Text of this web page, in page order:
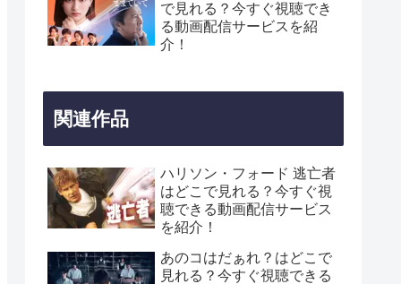
で見れる？今すぐ視聴でき
る動画配信サービスを紹
介！
関連作品
ハリソン・フォード 逃亡者
はどこで見れる？今すぐ視
聴できる動画配信サービス
を紹介！
あのコはだぁれ？はどこで
見れる？今すぐ視聴できる